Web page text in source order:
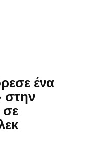
ένα
στην
σε